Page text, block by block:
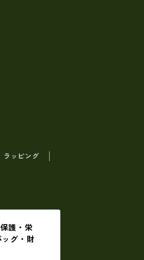
ラッピング
護・栄
グ・財